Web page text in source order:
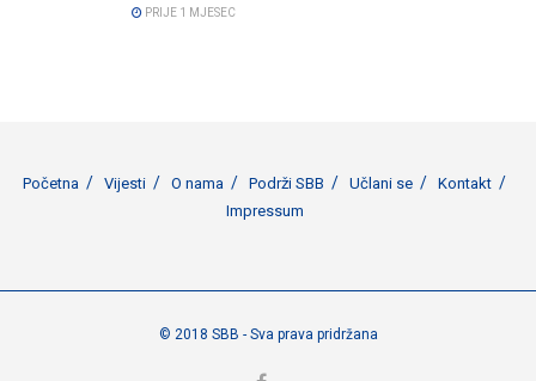
PRIJE 1 MJESEC
Početna Vijesti O nama Podrži SBB Učlani se
Kontakt
Impressum
© 2018 SBB - Sva prava pridržana